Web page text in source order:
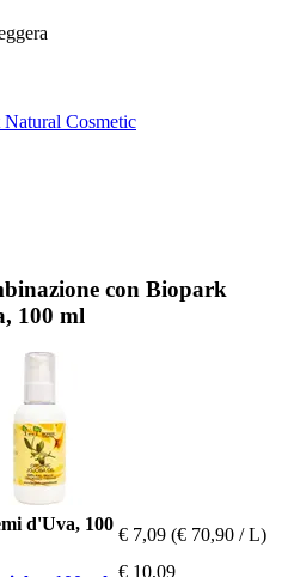
Cosmetic
con Biopark
100 ml
d'Uva, 100
€ 7,09 (€ 70,90 / L)
€ 10,09